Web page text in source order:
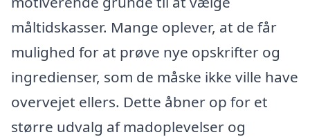
måltidskasser. Mange oplever, at de får
mulighed for at prøve nye opskrifter og
ingredienser, som de måske ikke ville have
overvejet ellers. Dette åbner op for et
større udvalg af madoplevelser og